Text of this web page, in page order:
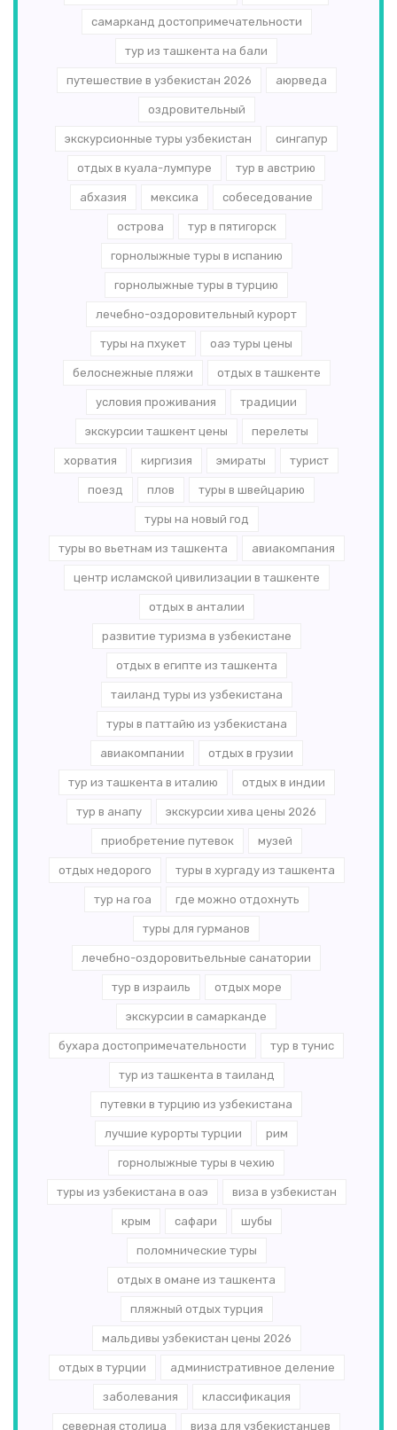
самарканд достопримечательности
тур из ташкента на бали
путешествие в узбекистан 2026 аюрведа
оздровительный
экскурсионные туры узбекистан сингапур
отдых в куала-лумпуре тур в австрию
абхазия мексика собеседование
острова тур в пятигорск
горнолыжные туры в испанию
горнолыжные туры в турцию
лечебно-оздоровительный курорт
туры на пхукет оаэ туры цены
белоснежные пляжи отдых в ташкенте
условия проживания традиции
экскурсии ташкент цены перелеты
хорватия киргизия эмираты турист
поезд плов туры в швейцарию
туры на новый год
туры во вьетнам из ташкента авиакомпания
центр исламской цивилизации в ташкенте
отдых в анталии
развитие туризма в узбекистане
отдых в египте из ташкента
таиланд туры из узбекистана
туры в паттайю из узбекистана
авиакомпании отдых в грузии
тур из ташкента в италию отдых в индии
тур в анапу экскурсии хива цены 2026
приобретение путевок музей
отдых недорого туры в хургаду из ташкента
тур на гоа где можно отдохнуть
туры для гурманов
лечебно-оздоровитьельные санатории
тур в израиль отдых море
экскурсии в самарканде
бухара достопримечательности тур в тунис
тур из ташкента в таиланд
путевки в турцию из узбекистана
лучшие курорты турции рим
горнолыжные туры в чехию
туры из узбекистана в оаэ виза в узбекистан
крым сафари шубы
поломнические туры
отдых в омане из ташкента
пляжный отдых турция
мальдивы узбекистан цены 2026
отдых в турции административное деление
заболевания классификация
северная столица виза для узбекистанцев